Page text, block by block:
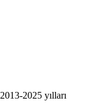
2013-2025 yılları